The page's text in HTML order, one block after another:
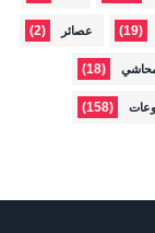
(19) عصائر (2)
(18)
(158)